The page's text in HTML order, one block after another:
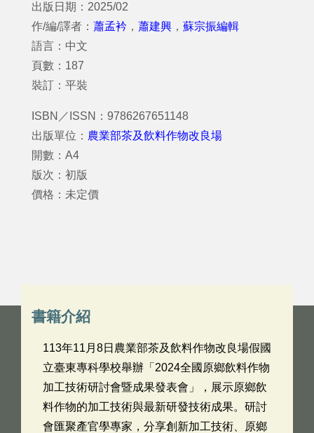
出版日期：2025/02
作/編/譯者： 蕭孟衿 ， 蕭建興 ， 蘇宗振編輯
語言：中文
頁數：187
裝訂：平裝
ISBN／ISSN：9786267651148
出版單位： 農業部茶及飲料作物改良場
開數：A4
版次：初版
價格：未定價
書籍介紹
113年11月8日農業部茶及飲料作物改良場假國
立臺東專科學校舉辦「2024全國原鄉飲料作物
加工技術研討會暨成果發表會」，展示原鄉飲
料作物的加工技術與最新研發技術成果。研討
會匯聚產官學專家，分享創新加工技術、原鄉